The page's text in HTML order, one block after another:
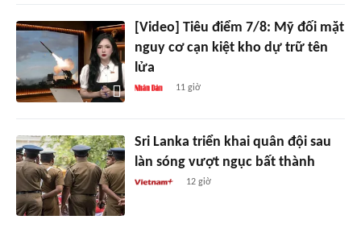
[Video] Tiêu điểm 7/8: Mỹ đối mặt
nguy cơ cạn kiệt kho dự trữ tên
lửa
11 giờ
Sri Lanka triển khai quân đội sau
làn sóng vượt ngục bất thành
12 giờ